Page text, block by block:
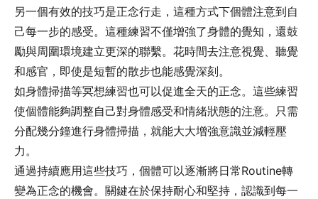
另一個有效的技巧是正念行走，這種方式下個體注意到自
己每一步的感受。這種練習不僅增強了身體的覺知，還鼓
勵與周圍環境建立更深的聯繫。花時間去注意視覺、聽覺
和感官，即使是短暫的散步也能感覺深刻。
如身體掃描等冥想練習也可以促進全天的正念。這些練習
使個體能夠調整自己對身體感受和情緒狀態的注意。只需
分配幾分鐘進行身體掃描，就能大大增強意識並減輕壓
力。
通過持續應用這些技巧，個體可以逐漸將日常Routine轉
變為正念的機會。關鍵在於保持耐心和堅持，認識到每一